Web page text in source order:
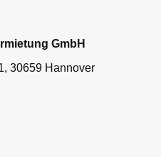
GmbH
30659 Hannover